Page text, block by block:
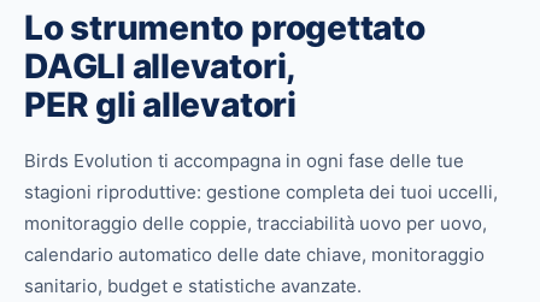
Lo strumento progettato
DAGLI allevatori,
PER gli allevatori
Birds Evolution ti accompagna in ogni fase delle tue
stagioni riproduttive: gestione completa dei tuoi uccelli,
monitoraggio delle coppie, tracciabilità uovo per uovo,
calendario automatico delle date chiave, monitoraggio
sanitario, budget e statistiche avanzate.